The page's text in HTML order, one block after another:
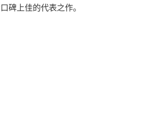
碑上佳的代表之作。